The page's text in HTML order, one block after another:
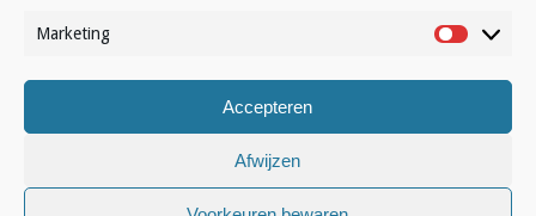
Marketing
Accepteren
Afwijzen
© Volleynews.be2026
Algemene voorwaarden|Privacy